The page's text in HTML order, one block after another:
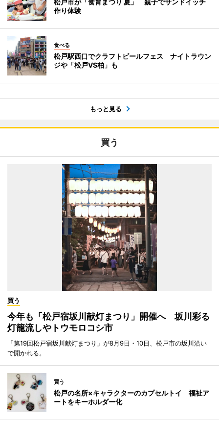
作り体験
食べる
松戸駅西口でクラフトビールフェス ナイトラウン
ジや「松戸VS柏」も
もっと見る
買う
買う
今年も「松戸宿坂川献灯まつり」開催へ 坂川彩る
灯籠流しやトウモロコシ市
「第19回松戸宿坂川献灯まつり」が8月9日・10日、松戸市の坂川沿い
で開かれる。
買う
松戸の名所×キャラクターのカプセルトイ 福祉ア
ートをキーホルダー化